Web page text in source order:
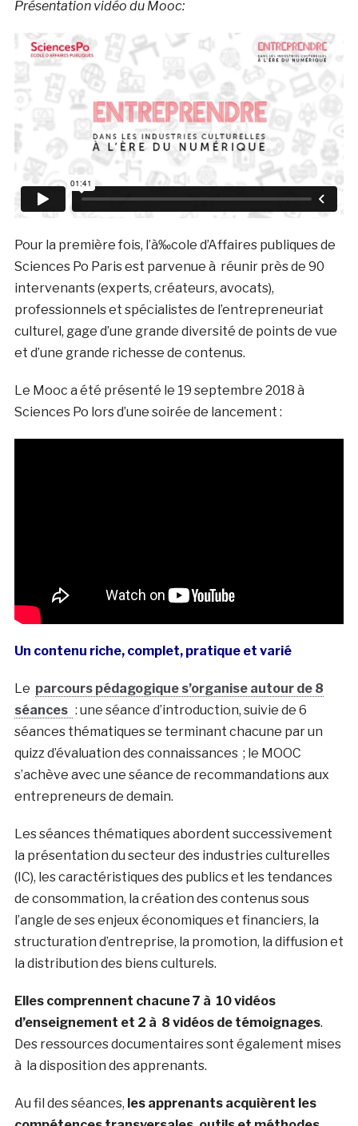
Présentation vidéo du Mooc:
Pour la première fois, l’à‰cole d’Affaires publiques de
Sciences Po Paris est parvenue à réunir près de 90
intervenants (experts, créateurs, avocats),
professionnels et spécialistes de l’entrepreneuriat
culturel, gage d’une grande diversité de points de vue
et d’une grande richesse de contenus.
Le Mooc a été présenté le 19 septembre 2018 à
Sciences Po lors d’une soirée de lancement :
Un contenu riche, complet, pratique et varié
Le parcours pédagogique s’organise autour de 8
séances : une séance d’introduction, suivie de 6
séances thématiques se terminant chacune par un
quizz d’évaluation des connaissances ; le MOOC
s’achève avec une séance de recommandations aux
entrepreneurs de demain.
Les séances thématiques abordent successivement
la présentation du secteur des industries culturelles
(IC), les caractéristiques des publics et les tendances
de consommation, la création des contenus sous
l’angle de ses enjeux économiques et financiers, la
structuration d’entreprise, la promotion, la diffusion et
la distribution des biens culturels.
Elles comprennent chacune 7 à 10 vidéos
d’enseignement et 2 à 8 vidéos de témoignages.
Des ressources documentaires sont également mises
à la disposition des apprenants.
Au fil des séances, les apprenants acquièrent les